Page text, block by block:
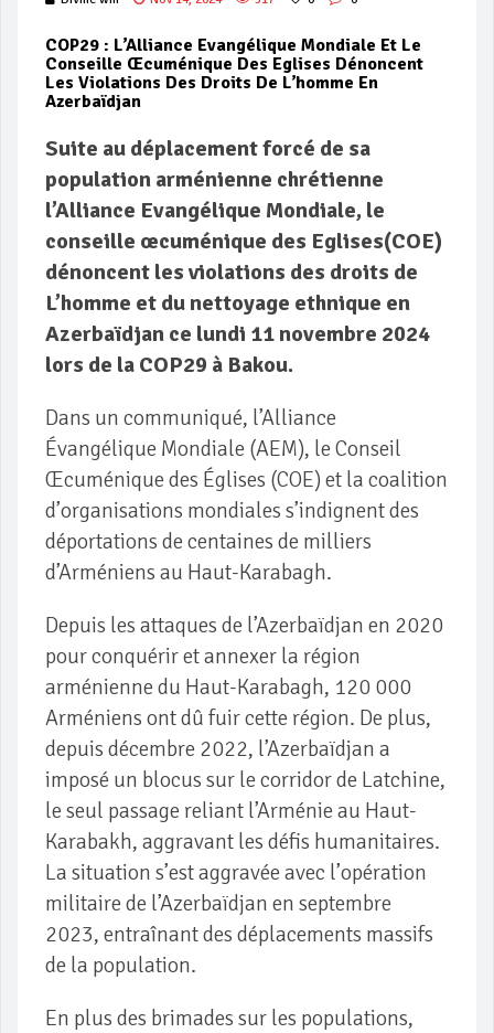
COP29 : L’Alliance Evangélique Mondiale Et Le
Conseille Œcuménique Des Eglises Dénoncent
Les Violations Des Droits De L’homme En
Azerbaïdjan
Suite au déplacement forcé de sa
population arménienne chrétienne
l’Alliance Evangélique Mondiale, le
conseille œcuménique des Eglises(COE)
dénoncent les violations des droits de
L’homme et du nettoyage ethnique en
Azerbaïdjan ce lundi 11 novembre 2024
lors de la COP29 à Bakou.
Dans un communiqué, l’Alliance
Évangélique Mondiale (AEM), le Conseil
Œcuménique des Églises (COE) et la coalition
d’organisations mondiales s’indignent des
déportations de centaines de milliers
d’Arméniens au Haut-Karabagh.
Depuis les attaques de l’Azerbaïdjan en 2020
pour conquérir et annexer la région
arménienne du Haut-Karabagh, 120 000
Arméniens ont dû fuir cette région. De plus,
depuis décembre 2022, l’Azerbaïdjan a
imposé un blocus sur le corridor de Latchine,
le seul passage reliant l’Arménie au Haut-
Karabakh, aggravant les défis humanitaires.
La situation s’est aggravée avec l’opération
militaire de l’Azerbaïdjan en septembre
2023, entraînant des déplacements massifs
de la population.
En plus des brimades sur les populations,